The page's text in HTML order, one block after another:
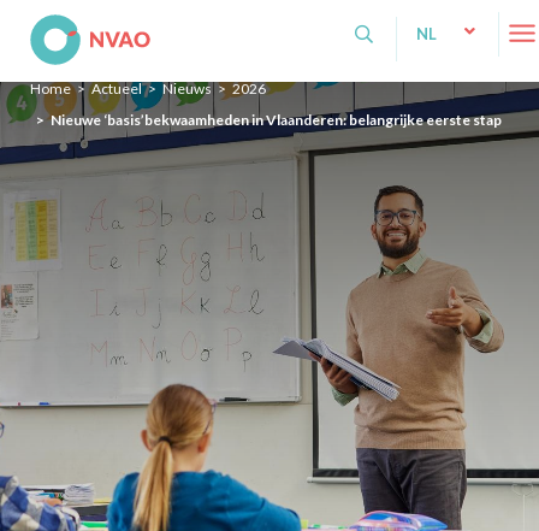
NL
EN
Home Actueel Nieuws
2026
Nieuwe ‘basis’bekwaamheden in Vlaanderen: belangrijke eerste stap